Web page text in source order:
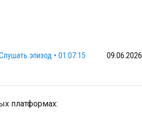
эпизод • 01:07:15 09.06.2026
платформах: